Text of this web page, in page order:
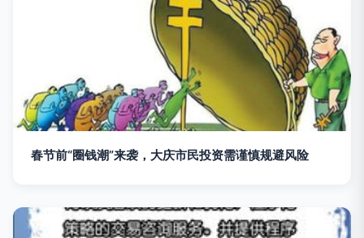
春节前“圈钱潮”来袭，大庆市民投资需谨慎规避风险